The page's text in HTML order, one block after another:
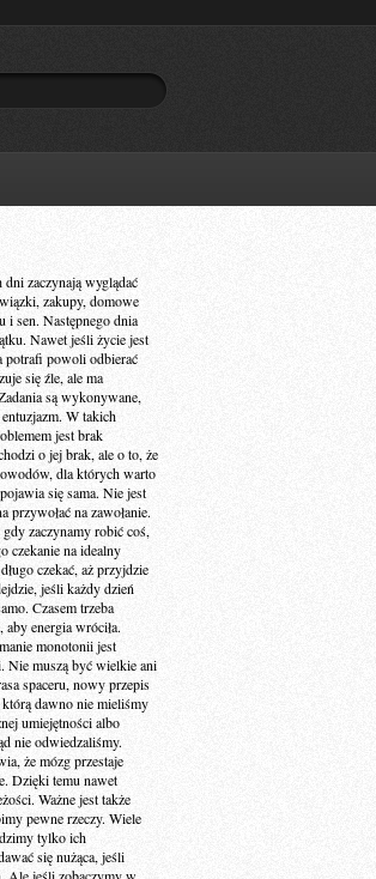
zaczynają wyglądać
zakupy, domowe
sen. Następnego dnia
Nawet jeśli życie jest
potrafi powoli odbierać
się źle, ale ma
są wykonywane,
W takich
jest brak
o jej brak, ale o to, że
dla których warto
się sama. Nie jest
przywołać na zawołanie.
zaczynamy robić coś,
czekanie na idealny
czekać, aż przyjdzie
jeśli każdy dzień
Czasem trzeba
energia wróciła.
monotonii jest
Nie muszą być wielkie ani
spaceru, nowy przepis
dawno nie mieliśmy
umiejętności albo
nie odwiedzaliśmy.
że mózg przestaje
Dzięki temu nawet
Ważne jest także
pewne rzeczy. Wiele
tylko ich
się nużąca, jeśli